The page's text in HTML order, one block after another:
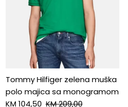
Tommy Hilfiger zelena muška
polo majica sa monogramom
KM 104,50 KM 209,00